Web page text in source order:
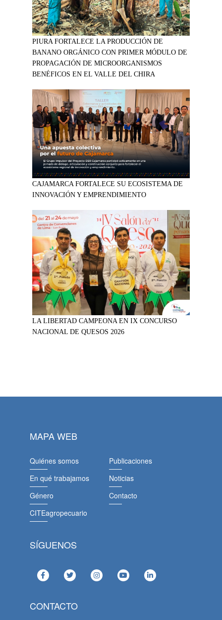
PIURA FORTALECE LA PRODUCCIÓN DE
BANANO ORGÁNICO CON PRIMER MÓDULO DE
PROPAGACIÓN DE MICROORGANISMOS
BENÉFICOS EN EL VALLE DEL CHIRA
CAJAMARCA FORTALECE SU ECOSISTEMA DE
INNOVACIÓN Y EMPRENDIMIENTO
LA LIBERTAD CAMPEONA EN IX CONCURSO
NACIONAL DE QUESOS 2026
MAPA WEB
Quiénes somos
En qué trabajamos
Género
CITEagropecuario
Publicaciones
Noticias
Contacto
SÍGUENOS
CONTACTO